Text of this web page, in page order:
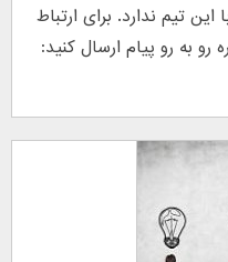
تیم ندارد. برای ارتباط
رو به رو پیام ارسال کنید: